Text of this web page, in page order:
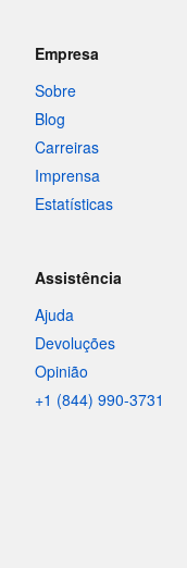
Empresa
Sobre
Blog
Carreiras
Imprensa
Estatísticas
Assistência
Ajuda
Devoluções
Opinião
+1 (844) 990-3731